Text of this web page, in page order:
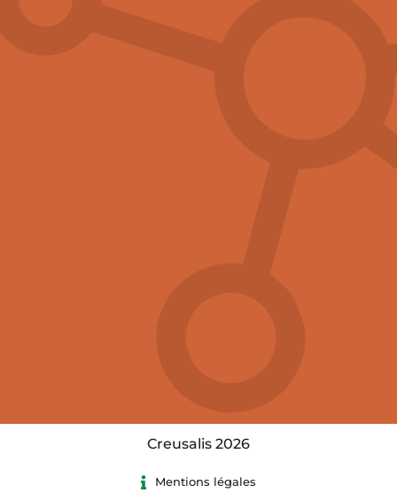
Creusalis 2026
Mentions légales